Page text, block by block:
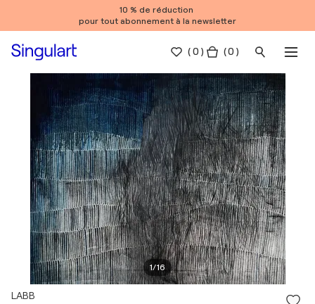
10 % de réduction
pour tout abonnement à la newsletter
(0 ) ( 0 )
1/16
LABB